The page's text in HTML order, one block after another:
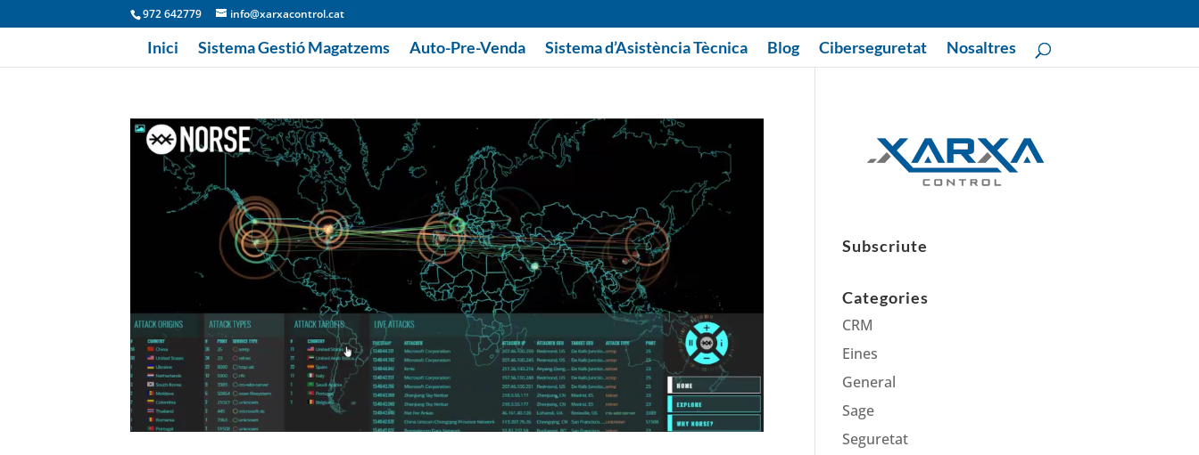
972 642779 info@xarxacontrol.cat
Inici Sistema Gestió Magatzems Auto-Pre-Venda Sistema d’Asistència Tècnica Blog Ciberseguretat Nosaltres
Subscriute
Categories
CRM
Eines
General
Sage
Seguretat